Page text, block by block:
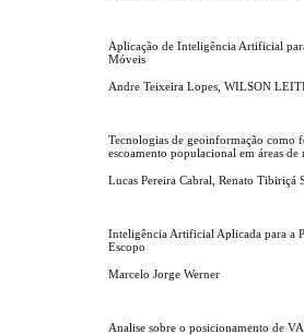
Aplicação de Inteligência Artificial
Móveis
Andre Teixeira Lopes, WILSON
Tecnologias de geoinformação como
escoamento populacional em áreas de
Lucas Pereira Cabral, Renato Tibiriçá
Inteligência Artificial Aplicada para a
Escopo
Marcelo Jorge Werner
Analise sobre o posicionamento de